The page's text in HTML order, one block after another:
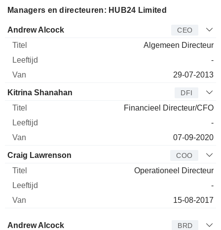
Managers en directeuren: HUB24 Limited
Bedrijfsleider Titel
Andrew Alcock CEO
Algemeen Directeur
-
29-07-2013
Kitrina Shanahan DFI
Financieel Directeur/CFO
-
07-09-2020
Craig Lawrenson COO
Operationeel Directeur
-
15-08-2017
Bestuurder Titel
Andrew Alcock BRD